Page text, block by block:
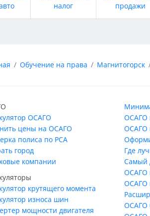
налог
продажи
Обучение на права Магнитогорск
ОСАГО
цены на ОСАГО
полиса по РСА
город
компании
крутящего момента
износа шин
мощности двигателя
ОСАГО
ОСАГО
Где
Самый
ОСАГО
ОСАГО
ОСАГО